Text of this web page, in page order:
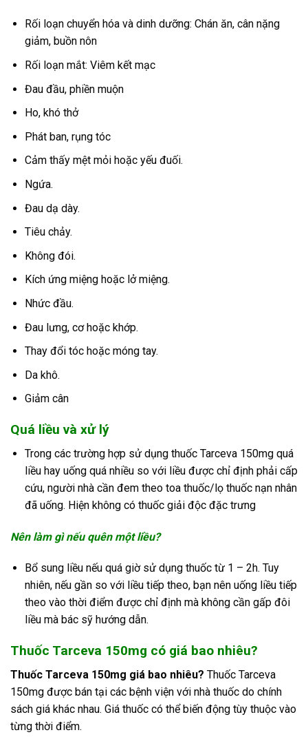
Rối loạn chuyển hóa và dinh dưỡng: Chán ăn, cân nặng
giảm, buồn nôn
Rối loạn mắt: Viêm kết mạc
Đau đầu, phiền muộn
Ho, khó thở
Phát ban, rụng tóc
Cảm thấy mệt mỏi hoặc yếu đuối.
Ngứa.
Đau dạ dày.
Tiêu chảy.
Không đói.
Kích ứng miệng hoặc lở miệng.
Nhức đầu.
Đau lưng, cơ hoặc khớp.
Thay đổi tóc hoặc móng tay.
Da khô.
Giảm cân
Quá liều và xử lý
Trong các trường hợp sử dụng thuốc Tarceva 150mg quá
liều hay uống quá nhiều so với liều được chỉ định phải cấp
cứu, người nhà cần đem theo toa thuốc/lọ thuốc nạn nhân
đã uống. Hiện không có thuốc giải độc đặc trưng
Nên làm gì nếu quên một liều?
Bổ sung liều nếu quá giờ sử dụng thuốc từ 1 – 2h. Tuy
nhiên, nếu gần so với liều tiếp theo, bạn nên uống liều tiếp
theo vào thời điểm được chỉ định mà không cần gấp đôi
liều mà bác sỹ hướng dẫn.
Thuốc Tarceva 150mg có giá bao nhiêu?
Thuốc Tarceva 150mg giá bao nhiêu? Thuốc Tarceva
150mg được bán tại các bệnh viện với nhà thuốc do chính
sách giá khác nhau. Giá thuốc có thể biến động tùy thuộc vào
từng thời điểm.